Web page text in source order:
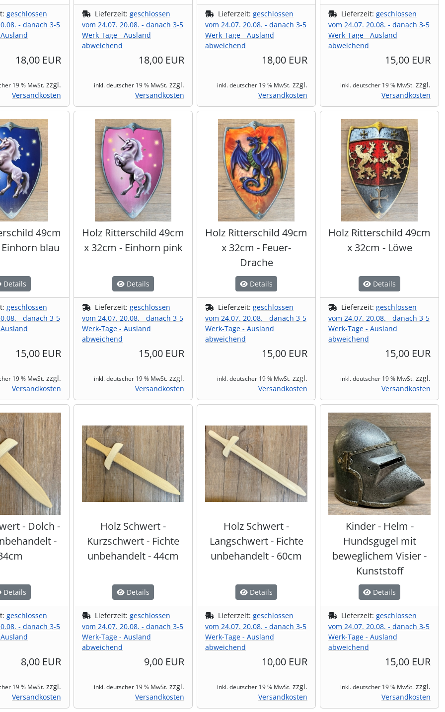
geschlossen
- danach 3-5
18,00 EUR
19 % MwSt. zzgl.
Versandkosten
Lieferzeit: geschlossen
vom 24.07. 20.08. - danach 3-5
Werk-Tage - Ausland
abweichend
18,00 EUR
inkl. deutscher 19 % MwSt. zzgl.
Versandkosten
Lieferzeit: geschlossen
vom 24.07. 20.08. - danach 3-5
Werk-Tage - Ausland
abweichend
18,00 EUR
inkl. deutscher 19 % MwSt. zzgl.
Versandkosten
Lieferzeit: geschlossen
vom 24.07. 20.08. - danach 3-5
Werk-Tage - Ausland
abweichend
15,00 EUR
inkl. deutscher 19 % MwSt. zzgl.
Versandkosten
49cm
blau
Details
geschlossen
- danach 3-5
15,00 EUR
19 % MwSt. zzgl.
Versandkosten
Holz Ritterschild 49cm
x 32cm - Einhorn pink
Details
Lieferzeit: geschlossen
vom 24.07. 20.08. - danach 3-5
Werk-Tage - Ausland
abweichend
15,00 EUR
inkl. deutscher 19 % MwSt. zzgl.
Versandkosten
Holz Ritterschild 49cm
x 32cm - Feuer-
Drache
Details
Lieferzeit: geschlossen
vom 24.07. 20.08. - danach 3-5
Werk-Tage - Ausland
abweichend
15,00 EUR
inkl. deutscher 19 % MwSt. zzgl.
Versandkosten
Holz Ritterschild 49cm
x 32cm - Löwe
Details
Lieferzeit: geschlossen
vom 24.07. 20.08. - danach 3-5
Werk-Tage - Ausland
abweichend
15,00 EUR
inkl. deutscher 19 % MwSt. zzgl.
Versandkosten
- Dolch -
-
Details
geschlossen
- danach 3-5
8,00 EUR
19 % MwSt. zzgl.
Versandkosten
Holz Schwert -
Kurzschwert - Fichte
unbehandelt - 44cm
Details
Lieferzeit: geschlossen
vom 24.07. 20.08. - danach 3-5
Werk-Tage - Ausland
abweichend
9,00 EUR
inkl. deutscher 19 % MwSt. zzgl.
Versandkosten
Holz Schwert -
Langschwert - Fichte
unbehandelt - 60cm
Details
Lieferzeit: geschlossen
vom 24.07. 20.08. - danach 3-5
Werk-Tage - Ausland
abweichend
10,00 EUR
inkl. deutscher 19 % MwSt. zzgl.
Versandkosten
Kinder - Helm -
Hundsgugel mit
beweglichem Visier -
Kunststoff
Details
Lieferzeit: geschlossen
vom 24.07. 20.08. - danach 3-5
Werk-Tage - Ausland
abweichend
15,00 EUR
inkl. deutscher 19 % MwSt. zzgl.
Versandkosten